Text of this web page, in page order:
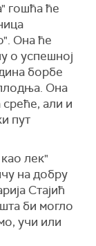
гошћа ће
Она ће
о успешној
борбе
Она
али и
пут
лек"
на добру
Стајић
би могло
учи или